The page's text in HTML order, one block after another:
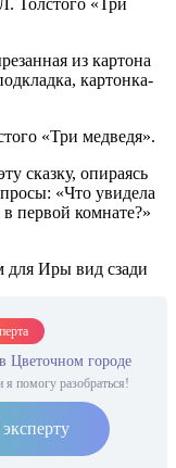
Толстого «Три
из картона
картонка-
«Три медведя».
сказку, опираясь
«Что увидела
первой комнате?»
Цветочном городе
я помогу разобраться!